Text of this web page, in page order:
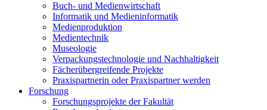
Buch- und Medienwirtschaft
Informatik und Medieninformatik
Medienproduktion
Medientechnik
Museologie
Verpackungstechnologie und Nachhaltigkeit
Fächerübergreifende Projekte
Praxispartnerin oder Praxispartner werden
Forschung
Forschungsprojekte der Fakultät